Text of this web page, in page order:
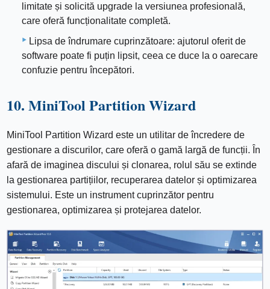
limitate și solicită upgrade la versiunea profesională,
care oferă funcționalitate completă.
Lipsa de îndrumare cuprinzătoare: ajutorul oferit de
software poate fi puțin lipsit, ceea ce duce la o oarecare
confuzie pentru începători.
10. MiniTool Partition Wizard
MiniTool Partition Wizard este un utilitar de încredere de
gestionare a discurilor, care oferă o gamă largă de funcții. În
afară de imaginea discului și clonarea, rolul său se extinde
la gestionarea partițiilor, recuperarea datelor și optimizarea
sistemului. Este un instrument cuprinzător pentru
gestionarea, optimizarea și protejarea datelor.